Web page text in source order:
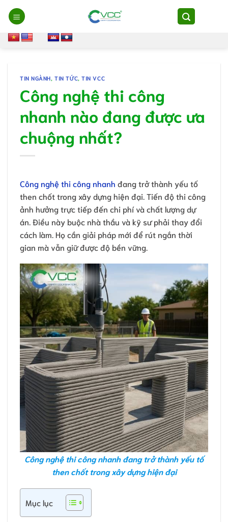
Chuyển
đến
nội
dung
TIN NGÀNH,TIN TỨC,TIN VCC
Công nghệ thi công
nhanh nào đang được ưa
chuộng nhất?
Công nghệ thi công nhanh đang trở thành yếu tố
then chốt trong xây dựng hiện đại. Tiến độ thi công
ảnh hưởng trực tiếp đến chi phí và chất lượng dự
án. Điều này buộc nhà thầu và kỹ sư phải thay đổi
cách làm. Họ cần giải pháp mới để rút ngắn thời
gian mà vẫn giữ được độ bền vững.
Công nghệ thi công nhanh đang trở thành yếu tố
then chốt trong xây dựng hiện đại
Mục lục